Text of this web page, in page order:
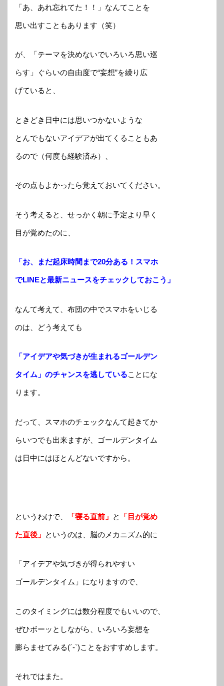
「あ、あれ忘れてた！！」なんてことを
思い出すこともあります（笑）
が、「テーマを決めないでいろいろ思い巡
らす」ぐらいの自由度で“妄想”を繰り広
げていると、
ときどき日中には思いつかないような
とんでもないアイデアが出てくることもあ
るので（何度も経験済み）、
その点もよかったら覚えておいてください。
そう考えると、せっかく朝に予定より早く
目が覚めたのに、
「お、まだ起床時間まで20分ある！スマホ
でLINEと最新ニュースをチェックしておこう」
なんて考えて、布団の中でスマホをいじる
のは、どう考えても
「アイデアや気づきが生まれるゴールデン
タイム」のチャンスを逃していることにな
ります。
だって、スマホのチェックなんて起きてか
らいつでも出来ますが、ゴールデンタイム
は日中にはほとんどないですから。
というわけで、 「寝る直前」 と 「目が覚め
た直後」 というのは、脳のメカニズム的に
「アイデアや気づきが得られやすい
ゴールデンタイム」になりますので、
このタイミングには数分程度でもいいので、
ぜひボーッとしながら、いろいろ妄想を
膨らませてみる(´-`)ことをおすすめします。
それではまた。